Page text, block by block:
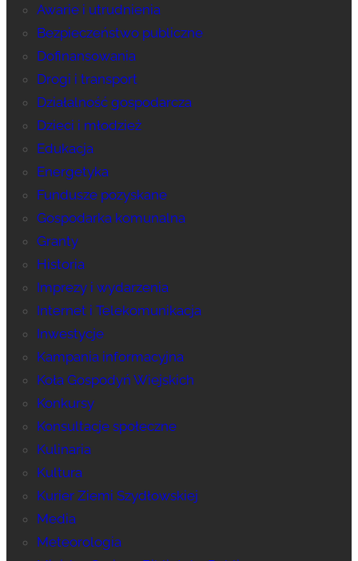
Awarie i utrudnienia
Bezpieczeństwo publiczne
Dofinansowania
Drogi i transport
Działalność gospodarcza
Dzieci i młodzież
Edukacja
Energetyka
Fundusze pozyskane
Gospodarka komunalna
Granty
Historia
Imprezy i wydarzenia
Internet i Telekomunikacja
Inwestycje
Kampania informacyjna
Koła Gospodyń Wiejskich
Konkursy
Konsultacje społeczne
Kulinaria
Kultura
Kurier Ziemi Szydłowskiej
Media
Meteorologia